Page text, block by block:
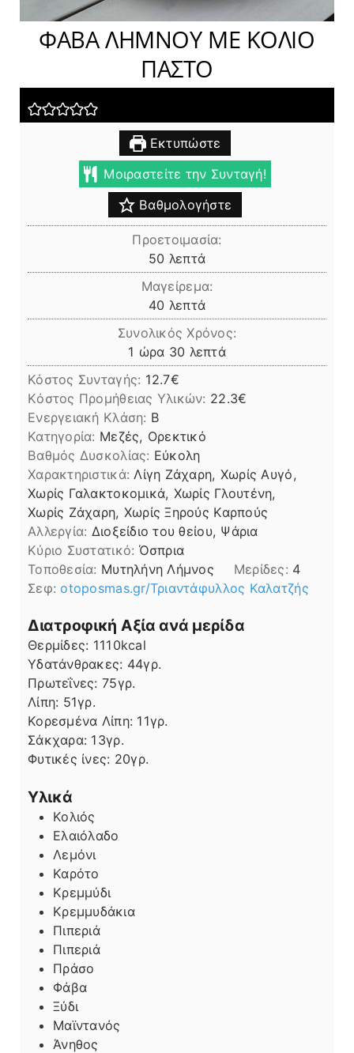
ΦΑΒΑ ΛΗΜΝΟΥ ΜΕ ΚΟΛΙΟ
ΠΑΣΤΟ
Εκτυπώστε
Μοιραστείτε την Συνταγή!
Βαθμολογήστε
Προετοιμασία:
50 λεπτά
λεπτά
Μαγείρεμα:
40 λεπτά
λεπτά
Συνολικός Χρόνος:
1 ώρα
ώρα 30 λεπτά
λεπτά
Κόστος Συνταγής: 12.7€
Kόστος Προμήθειας Υλικών: 22.3
Ενεργειακή Κλάση: B
Κατηγορία: Μεζές, Ορεκτικό
Βαθμός Δυσκολίας: Εύκολη
Χαρακτηριστικά: Λίγη Ζάχαρη, Χωρίς Αυγό,
Χωρίς Γαλακτοκομικά, Χωρίς Γλουτένη,
Χωρίς Ζάχαρη, Χωρίς Ξηρούς Καρπούς
Αλλεργία: Διοξείδιο του θείου, Ψάρια
Kύριο Συστατικό: Όσπρια
Τοποθεσία: Μυτηλήνη Λήμνος Μερίδες: 4
Σεφ:otoposmas.gr/Τριαντάφυλλος Καλατζής
Διατροφική Αξία ανά μερίδα
Θερμίδες: 1110kcal
Υδατάνθρακες: 44γρ.
Πρωτεΐνες: 75γρ.
Λίπη
Λίπη: 51γρ.
Κορεσμένα Λίπη: 11γρ.
Σάκχαρα: 13γρ.
Φυτικές ίνες: 20γρ.
Υλικά
Κολιός
Ελαιόλαδο
Λεμόνι
Καρότο
Κρεμμύδι
Κρεμμυδάκια
Πιπεριά
Πιπεριά
Πράσο
Φάβα
Ξύδι
Μαϊντανός
Άνηθος